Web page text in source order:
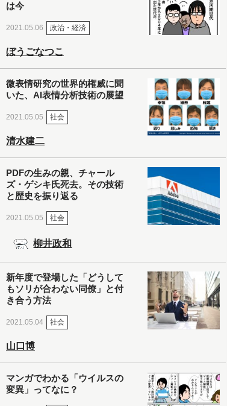
は今
2021.05.06 政治・経済
ぼうごなつこ
微表情研究の世界的権威に聞
いた、AI表情分析技術の展望
2021.05.05 社会
清水建二
PDFの生みの親、チャール
ズ・ゲシキ氏死去。その技術
と歴史を振り返る
2021.05.05 社会
柳井政和
新年度で登場した「どうして
もソリが合わない同僚」と付
き合う方法
2021.05.04 社会
山口博
マンガでわかる「ウイルスの
変異」ってなに？